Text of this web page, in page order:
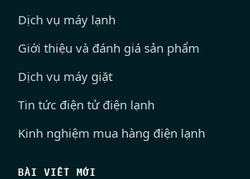
Dịch vụ máy lạnh
Giới thiệu và đánh giá sản phẩm
Dịch vụ máy giặt
Tin tức điện tử điện lạnh
Kinh nghiệm mua hàng điện lạnh
BÀI VIẾT MỚI